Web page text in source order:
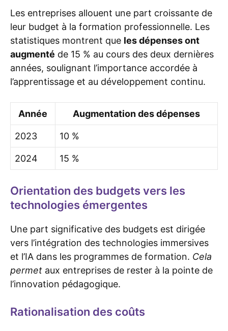
Les entreprises allouent une part croissante de
leur budget à la formation professionnelle. Les
statistiques montrent que les dépenses ont
augmenté de 15 % au cours des deux dernières
années, soulignant l’importance accordée à
l’apprentissage et au développement continu.
Année Augmentation des dépenses
2023 10 %
2024 15 %
Orientation des budgets vers les
technologies émergentes
Une part significative des budgets est dirigée
vers l’intégration des technologies immersives
et l’IA dans les programmes de formation. Cela
permet aux entreprises de rester à la pointe de
l’innovation pédagogique.
Rationalisation des coûts